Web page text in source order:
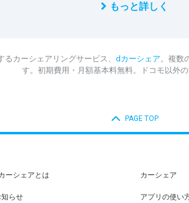
もっと詳しく
カーシェアリングサービス、 dカーシェア。複数
す。初期費用・月額基本料無料。ドコモ以外の
PAGE TOP
ーシェアとは カーシェア
知らせ アプリの使い